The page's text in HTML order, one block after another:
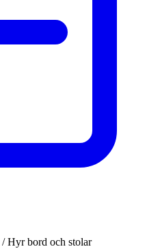
/Hyr bord och stolar